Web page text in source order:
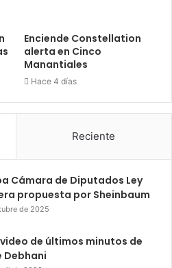
Enciende Constellation
alerta en Cinco
Manantiales
Hace 4 días
Reciente
Cámara de Diputados Ley
propuesta por Sheinbaum
de 2025
de últimos minutos de
Debhani